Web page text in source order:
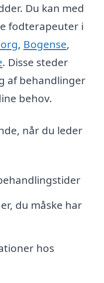
Du kan med
fodterapeuter i
, Bogense,
. Disse steder
af behandlinger
behov.
når du leder
du måske har
hos